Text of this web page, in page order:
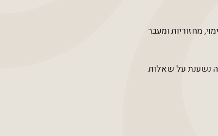
מחזוריות ומעבר
נשענת על שאלות